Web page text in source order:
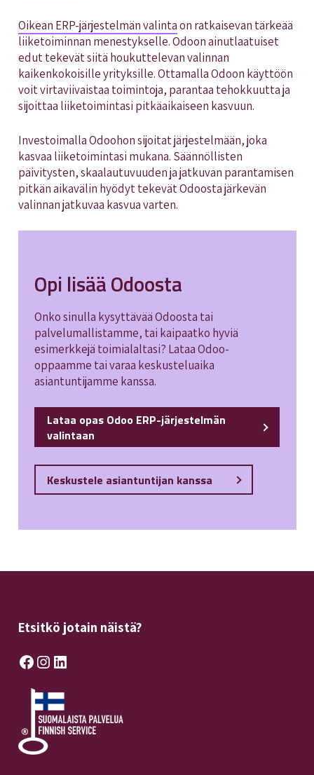
Oikean ERP-järjestelmän valintaon ratkaisevan tärkeää
liiketoiminnan menestykselle. Odoon ainutlaatuiset
edut tekevät siitä houkuttelevan valinnan
kaikenkokoisille yrityksille. Ottamalla Odoon käyttöön
voit virtaviivaistaa toimintoja, parantaa tehokkuutta ja
sijoittaa liiketoimintasi pitkäaikaiseen kasvuun.
Investoimalla Odoohon sijoitat järjestelmään, joka
kasvaa liiketoimintasi mukana. Säännöllisten
päivitysten, skaalautuvuuden ja jatkuvan parantamisen
pitkän aikavälin hyödyt tekevät Odoosta järkevän
valinnan jatkuvaa kasvua varten.
Opi lisää Odoosta
Onko sinulla kysyttävää Odoosta tai
palvelumallistamme, tai kaipaatko hyviä
esimerkkejä toimialaltasi? Lataa Odoo-
oppaamme tai varaa keskusteluaika
asiantuntijamme kanssa.
Lataa opas Odoo ERP-järjestelmän
valintaan
Keskustele asiantuntijan kanssa
Etsitkö jotain näistä?
Facebook Instagram LinkedIn